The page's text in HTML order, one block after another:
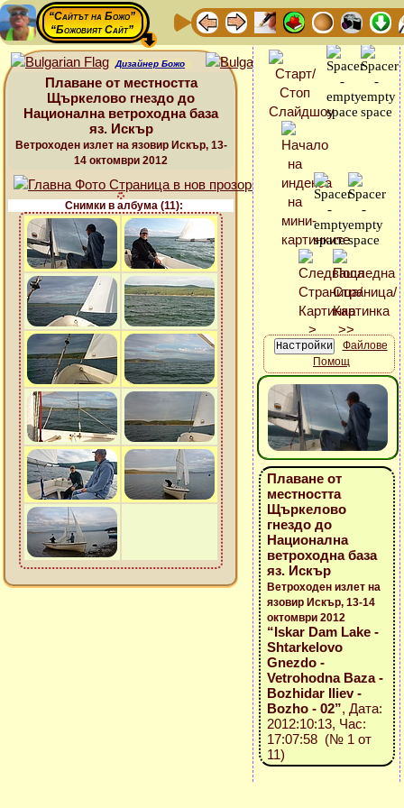
“Сайтът на Божо”
“Божовият Сайт”
Дизайнер Божо
Плаване от местността
Щъркелово гнездо до
Национална ветроходна база
яз. Искър
Ветроходен излет на язовир Искър, 13-
14 октомври 2012
Снимки в албума (11):
Файлове
Помощ
Плаване от
местността
Щъркелово
гнездо до
Национална
ветроходна база
яз. Искър
Ветроходен излет на
язовир Искър, 13-14
октомври 2012
“Iskar Dam Lake -
Shtarkelovo
Gnezdo -
Vetrohodna Baza -
Bozhidar Iliev -
Bozho - 02”, Дата:
2012:10:13, Час:
17:07:58 (№ 1 от
11)